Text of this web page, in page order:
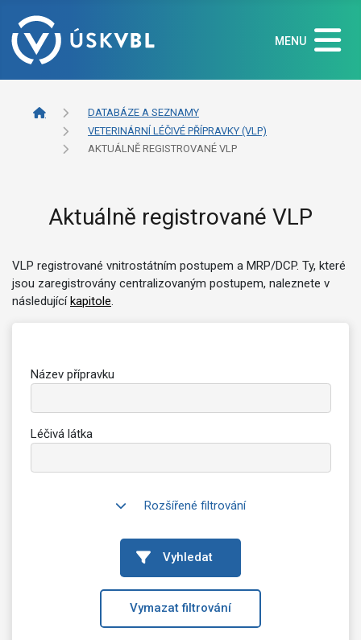
MENU
DATABÁZE A SEZNAMY
VETERINÁRNÍ LÉČIVÉ PŘÍPRAVKY (VLP)
AKTUÁLNĚ REGISTROVANÉ VLP
Aktuálně registrované VLP
VLP registrované vnitrostátním postupem a MRP/DCP. Ty, které
jsou zaregistrovány centralizovaným postupem, naleznete v
následujícíkapitole.
Název přípravku
Léčivá látka
Rozšířené filtrování
Vyhledat
Vymazat filtrování